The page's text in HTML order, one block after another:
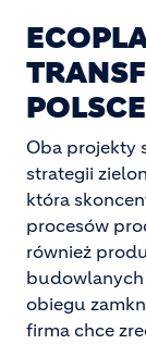
POLSCE
Oba projekty
strategii
która
procesów
również
obiegu
firma chce